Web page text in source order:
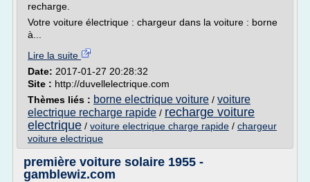
recharge.
Votre voiture électrique : chargeur dans la voiture : borne
à...
Lire la suite
Date: 2017-01-27 20:28:32
Site : http://duvellelectrique.com
Thèmes liés : borne electrique voiture / voiture
electrique recharge rapide / recharge voiture
electrique / voiture electrique charge rapide / chargeur
voiture electrique
première voiture solaire 1955 -
gamblewiz.com